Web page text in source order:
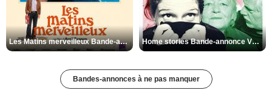
Les Matins merveilleux Bande-annonce VF Home stories Bande-annonce VO STFR
Bandes-annonces à ne pas manquer